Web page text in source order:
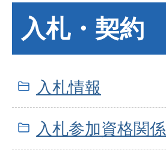
入札・契約
入札情報
入札参加資格関係